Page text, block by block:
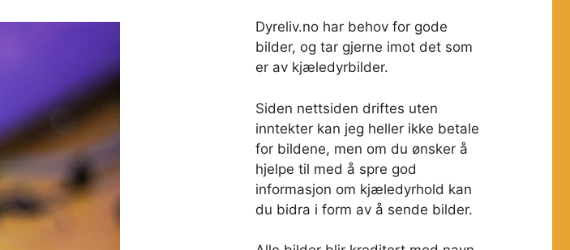
Dyreliv.no har behov for gode
bilder, og tar gjerne imot det som
er av kjæledyrbilder.
Siden nettsiden driftes uten
inntekter kan jeg heller ikke betale
for bildene, men om du ønsker å
hjelpe til med å spre god
informasjon om kjæledyrhold kan
du bidra i form av å sende bilder.